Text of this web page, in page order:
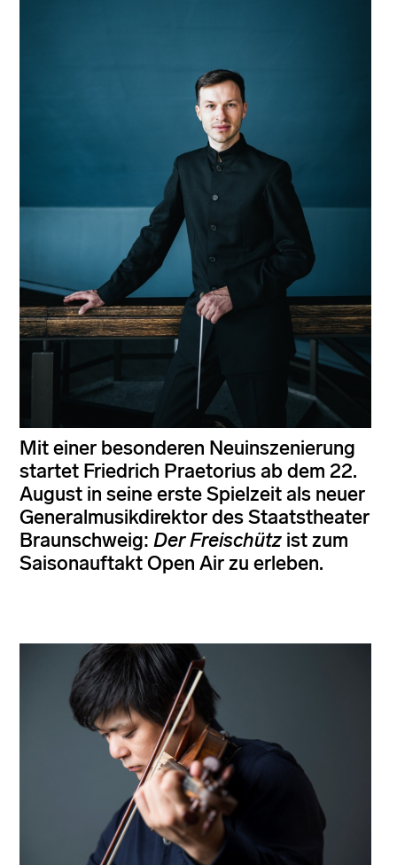
Mit einer besonderen Neuinszenierung
startet Friedrich Praetorius ab dem 22.
August in seine erste Spielzeit als neuer
Generalmusikdirektor des Staatstheater
Braunschweig: Der Freischütz ist zum
Saisonauftakt Open Air zu erleben.